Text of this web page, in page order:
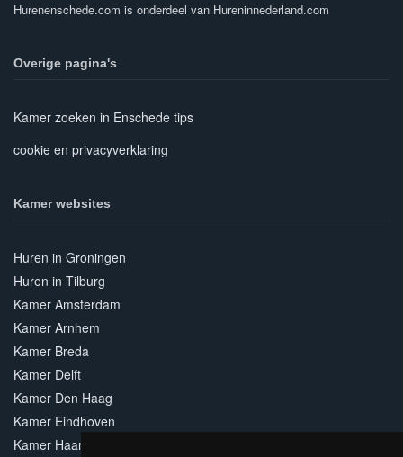
Hurenenschede.com is onderdeel van Hureninnederland.com
Overige pagina's
Kamer zoeken in Enschede tips
cookie en privacyverklaring
Kamer websites
Huren in Groningen
Huren in Tilburg
Kamer Amsterdam
Kamer Arnhem
Kamer Breda
Kamer Delft
Kamer Den Haag
Kamer Eindhoven
Kamer Haarlem